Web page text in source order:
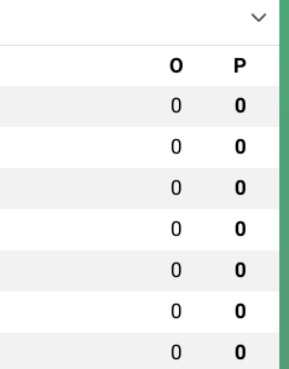
O P
0 0
0 0
0 0
0 0
0 0
0 0
0 0